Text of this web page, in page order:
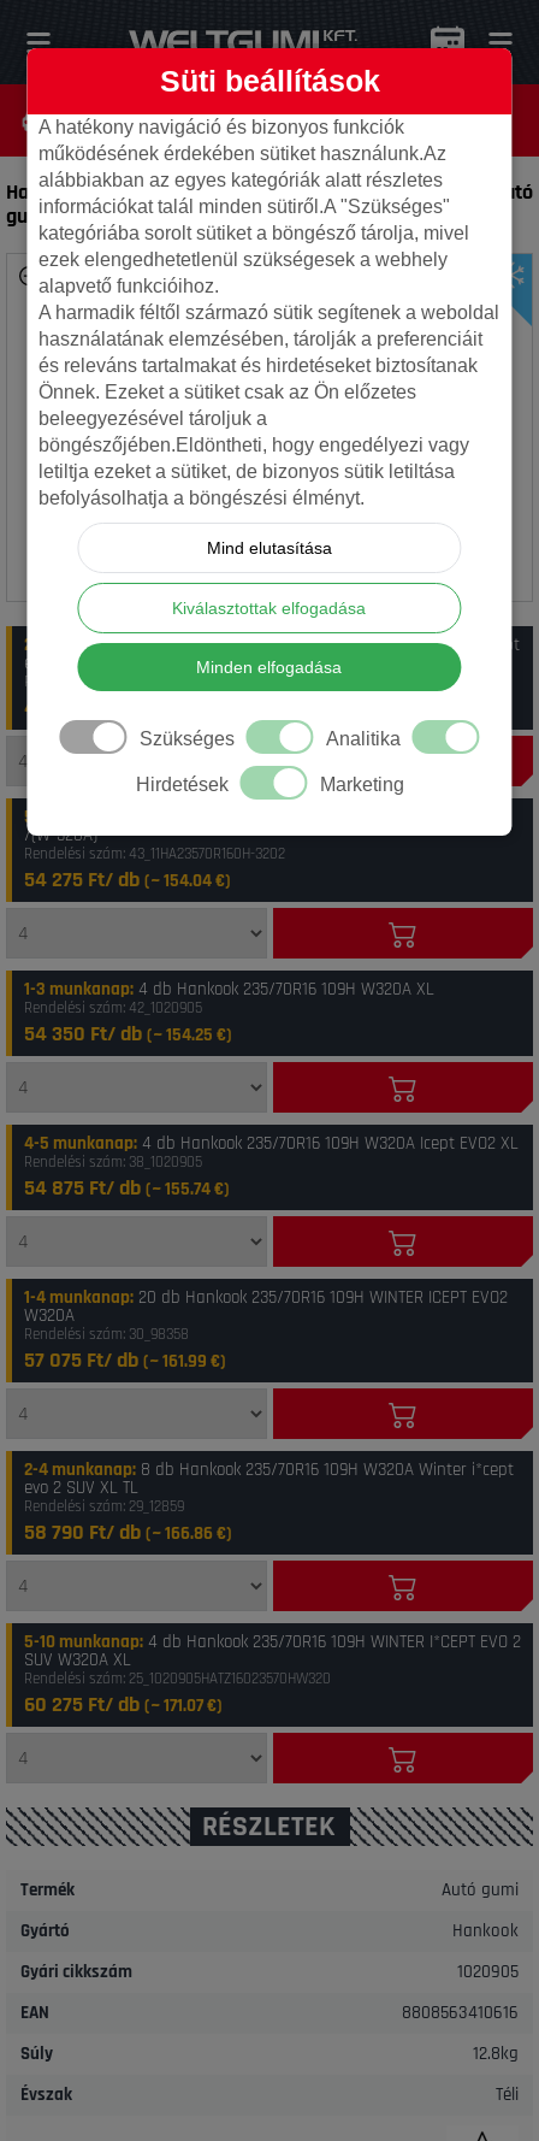
Hankook 235/70R16 109H WINTER ICEPT EVO2 W320A
Autó
gumi
2-4 munkanap:10 db Hankook 235/70R16 109H W320A Winter i*cept
evo 2 SUV XL TL DOT24
Rendelési szám: 29_72373
45 950 Ft/ db
5-10 munkanap
/(W-320A)
Rendelési szám: 43_11HA23570R160H-3202
54 275 Ft/ db (~154.04€)
1-3 munkanap: 4 db Hankook 235/70R16 109H W320A XL
Rendelési szám: 42_1020905
54 350 Ft/ db (~154.25 €)
4-5 munkanap: 4 db Hankook 235/70R16 109H W320A Icept EVO2 XL
Rendelési szám: 38_1020905
54 875 Ft/ db (~155.74€)
1-4 munkanap: 20 db Hankook 235/70R16 109H WINTER ICEPT EVO2
W320A
Rendelési szám: 30_98358
57 075 Ft/ db (~161.99 €)
2-4 munkanap: 8 db Hankook 235/70R16 109H W320A Winter i*cept
evo 2 SUV XL TL
Rendelési szám: 29_12859
58 790 Ft/ db (~166.86 €)
5-10 munkanap: 4 db Hankook 235/70R16 109H WINTER I*CEPT EVO 2
SUV W320A XL
Rendelési szám: 25_1020905HATZ16023570HW320
60 275 Ft/ db (~171.07€)
RÉSZLETEK
Termék
Autó gumi
Gyártó
Hankook
Gyári cikkszám
1020905
EAN
8808563410616
Súly
12.8kg
Évszak
Téli
Süti beállítások
A hatékony navigáció és bizonyos funkciók
működésének érdekében sütiket használunk.Az
alábbiakban az egyes kategóriák alatt részletes
információkat talál minden sütiről.A "Szükséges"
kategóriába sorolt sütiket a böngésző tárolja, mivel
ezek elengedhetetlenül szükségesek a webhely
alapvető funkcióihoz.
A harmadik féltől származó sütik segítenek a weboldal
használatának elemzésében, tárolják a preferenciáit
és releváns tartalmakat és hirdetéseket biztosítanak
Önnek. Ezeket a sütiket csak az Ön előzetes
beleegyezésével tároljuk a
böngészőjében.Eldöntheti, hogy engedélyezi vagy
letiltja ezeket a sütiket, de bizonyos sütik letiltása
befolyásolhatja a böngészési élményt.
Mind elutasítása
Kiválasztottak elfogadása
Minden elfogadása
Szükséges Analitika
Hirdetések Marketing